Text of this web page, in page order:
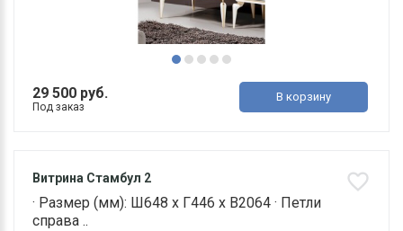
29 500 руб.
Под заказ
В корзину
Витрина Стамбул 2
· Размер (мм): Ш648 х Г446 х В2064 · Петли
справа ..